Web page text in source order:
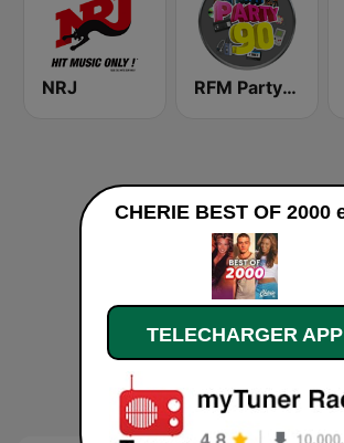
NRJ RFM Party 90
TELECHARGER APP